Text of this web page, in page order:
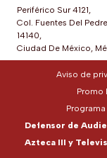
Periférico Sur 4121,
Col. Fuentes Del
14140,
Ciudad De México,
Aviso de
Promo
Defensor de
Azteca III y